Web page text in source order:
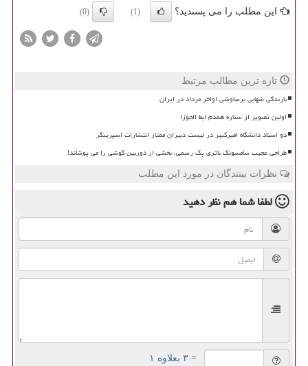
این مطلب را می پسندید؟ (1)
(0)
تازه ترین مطالب مرتبط
بارندگی شهابی برساوشی اواخر مرداد در ایران
اولین تصویر از ستاره همدم ابط الجوزا
دو استاد دانشگاه امیرکبیر در لیست دبیران ممتاز انتشارات اسپرینگر
طراحی عجیب سامسونگ باتری پک رسمی، بخشی از دوربین گوشی را می پوشاند!
نظرات بینندگان در مورد این مطلب
لطفا شما همنظر دهید
= ۳ بعلاوه ۱